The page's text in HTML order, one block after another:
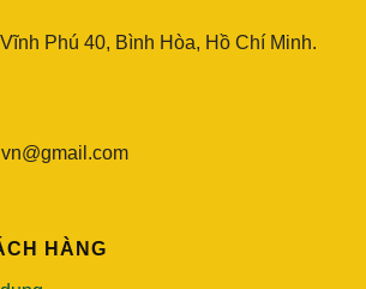
Phú 40, Bình Hòa, Hồ Chí Minh.
HÀNG